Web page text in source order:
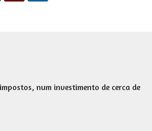
num investimento de cerca de